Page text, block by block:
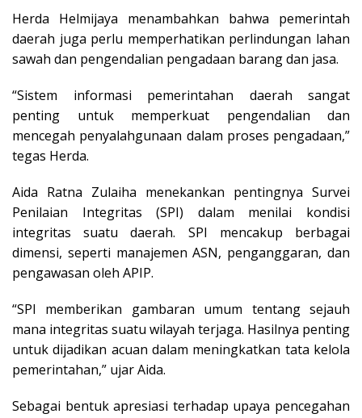
Herda Helmijaya menambahkan bahwa pemerintah
daerah juga perlu memperhatikan perlindungan lahan
sawah dan pengendalian pengadaan barang dan jasa.
“Sistem informasi pemerintahan daerah sangat
penting untuk memperkuat pengendalian dan
mencegah penyalahgunaan dalam proses pengadaan,”
tegas Herda.
Aida Ratna Zulaiha menekankan pentingnya Survei
Penilaian Integritas (SPI) dalam menilai kondisi
integritas suatu daerah. SPI mencakup berbagai
dimensi, seperti manajemen ASN, penganggaran, dan
pengawasan oleh APIP.
“SPI memberikan gambaran umum tentang sejauh
mana integritas suatu wilayah terjaga. Hasilnya penting
untuk dijadikan acuan dalam meningkatkan tata kelola
pemerintahan,” ujar Aida.
Sebagai bentuk apresiasi terhadap upaya pencegahan